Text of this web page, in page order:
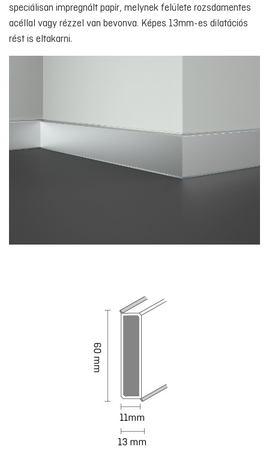
speciálisan impregnált papír, melynek felülete rozsdamentes
acéllal vagy rézzel van bevonva. Képes 13mm-es dilatációs
rést is eltakarni.